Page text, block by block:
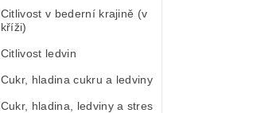
Citlivost v bederní krajině (v
kříži)
Citlivost ledvin
Cukr, hladina cukru a ledviny
Cukr, hladina, ledviny a stres